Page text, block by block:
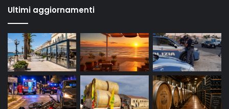
Ultimi aggiornamenti